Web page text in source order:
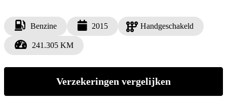
Benzine 2015 Handgeschakeld
241.305 KM
Verzekeringen vergelijken